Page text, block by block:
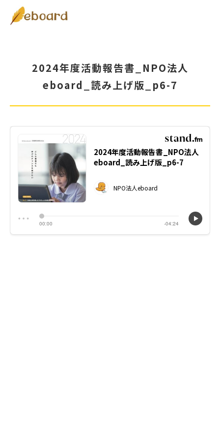
2024年度活動報告書_NPO法人
eboard_読み上げ版_p6-7